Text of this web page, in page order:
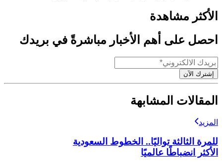
الأكثر مشاهدة
احصل على أهم الأخبار مباشرةً في بريدك
إشترك الآن
المقالات المشابهة
المزيد
للمرة الثالثة تواليًا.. الخطوط السعودية
الأكثر انضباطًا عالميًا